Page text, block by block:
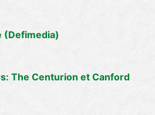
(Defimedia)
The Centurion et Canford